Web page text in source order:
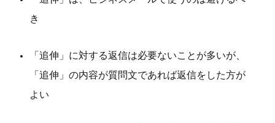
き
「追伸」に対する返信は必要ないことが多いが、
「追伸」の内容が質問文であれば返信をした方が
よい